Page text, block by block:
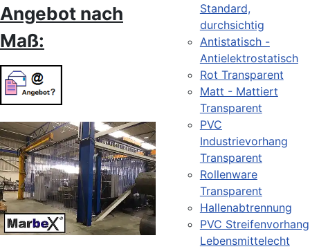
Angebot nach
Maß:
Standard,
durchsichtig
Antistatisch -
Antielektrostatisch
Rot Transparent
Matt - Mattiert
Transparent
PVC
Industrievorhang
Transparent
Rollenware
Transparent
Hallenabtrennung
PVC Streifenvorhang
Lebensmittelecht